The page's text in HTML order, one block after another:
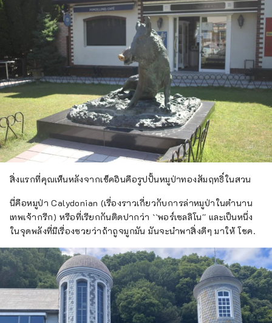
สิ่งแรกที่คุณเห็นหลังจากเช็คอินคือรูปปั้นหมูป่าทองสัมฤทธิ์ในสวน
นี่คือหมูป่า Calydonian (เรื่องราวเกี่ยวกับการล่าหมูป่าในตำนาน
เทพเจ้ากรีก) หรือที่เรียกกันติดปากว่า ``พอร์เซลลิโน'' และเป็นหนึ่ง
ในจุดพลังที่มีเรื่องซวยว่าถ้าถูจมูกมัน มันจะนำพาสิ่งดีๆ มาให้ โชค.